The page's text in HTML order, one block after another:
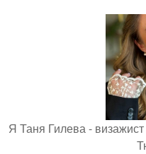
Я Таня Гилева -